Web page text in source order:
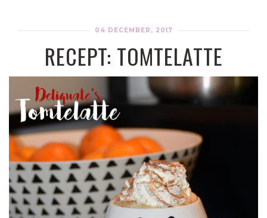
04 DECEMBER, 2017
RECEPT: TOMTELATTE